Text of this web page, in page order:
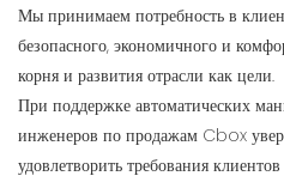
Мы принимаем потребность в
безопасного, экономичного и
корня и развития отрасли как цели.
При поддержке автоматических
инженеров по продажам Cbox
удовлетворить требования